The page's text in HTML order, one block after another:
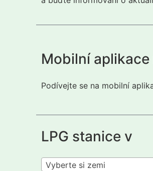
Mobilní aplikace
Podívejte se na mobilní
LPG stanice v
Vyberte si zemi